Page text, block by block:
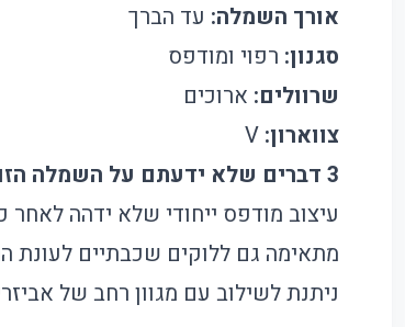
אורך השמלה: עד הברך
סגנון: רפוי ומודפס
שרוולים: ארוכים
צווארון:
3 דברים שלא ידעתם על השמלה הזו:
עיצוב מודפס ייחודי שלא ידהה לאחר
מתאימה גם ללוקים שכבתיים לעונת
ניתנת לשילוב עם מגוון רחב של